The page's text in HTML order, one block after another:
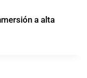
a alta